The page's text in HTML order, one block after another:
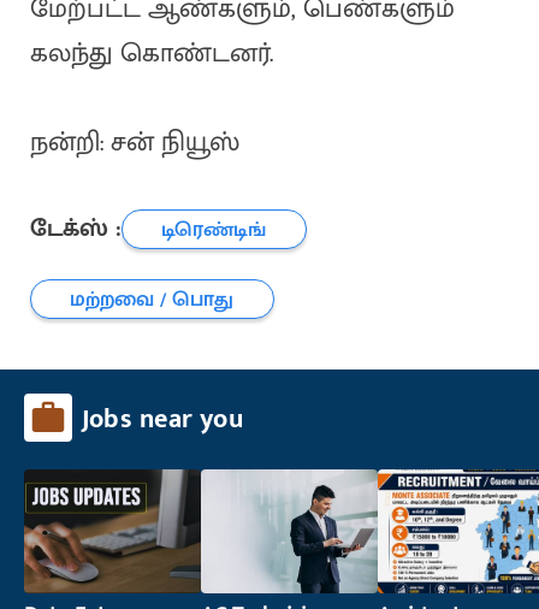
மேற்பட்ட ஆண்களும், பெண்களும்
கலந்து கொண்டனர்.
நன்றி: சன் நியூஸ்
டேக்ஸ் :
டிரெண்டிங்
மற்றவை / பொது
Jobs near you